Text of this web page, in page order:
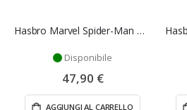
Hasbro Marvel Spider-Man Day Carro Armato
Disponibile
47,90 €
AGGIUNGI AL CARRELLO